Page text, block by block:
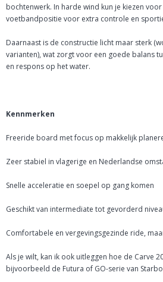
bochtenwerk. In harde wind kun je kiezen
voetbandpositie voor extra controle en
Daarnaast is de constructie licht maar sterk
varianten), wat zorgt voor een goede balans
en respons op het water.
Kennmerken
Freeride board met focus op makkelijk
Zeer stabiel in vlagerige en Nederlandse
Snelle acceleratie en soepel op gang komen
Geschikt van intermediate tot gevorderd
Comfortabele en vergevingsgezinde ride,
Als je wilt, kan ik ook uitleggen hoe de Carve
bijvoorbeeld de Futura of GO-serie van